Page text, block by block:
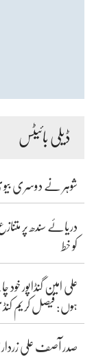
ڈیلی بائیٹس
شوہر نے دوسری
دریائے سندھ پر
کو خط
علی امین گنڈاپور
ہوں: فیصل کریم
صدر آصف علی